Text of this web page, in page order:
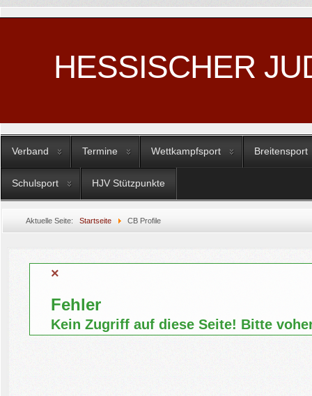
HESSISCHER
Verband Termine Wettkampfsport Breitensport
Schulsport HJV Stützpunkte
Aktuelle Seite: Startseite CB Profile
×
Fehler
Kein Zugriff auf diese Seite! Bitte